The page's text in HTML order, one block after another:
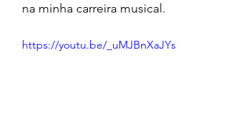
na minha carreira musical.
https://youtu.be/_uMJBnXaJYs